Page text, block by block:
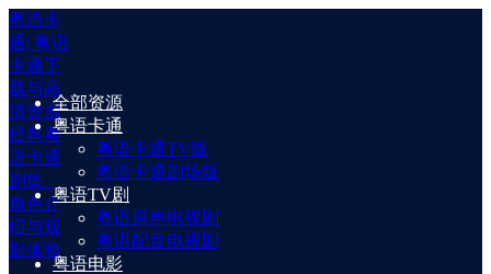
粤语卡
通| 粤语
卡通下
载与高
清资源
经典粤
语卡通
剧集、
角色介
绍与观
影体验
全部资源
粤语卡通
粤语卡通TV版
粤语卡通剧场版
粤语TV剧
粤语原声电视剧
粤语配音电视剧
粤语电影